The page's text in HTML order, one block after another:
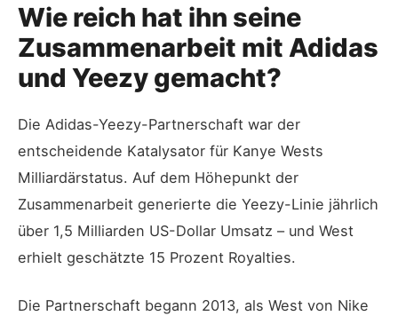
Wie reich hat ihn seine
Zusammenarbeit mit Adidas
und Yeezy gemacht?
Die Adidas-Yeezy-Partnerschaft war der
entscheidende Katalysator für Kanye Wests
Milliardärstatus. Auf dem Höhepunkt der
Zusammenarbeit generierte die Yeezy-Linie jährlich
über 1,5 Milliarden US-Dollar Umsatz – und West
erhielt geschätzte 15 Prozent Royalties.
Die Partnerschaft begann 2013, als West von Nike